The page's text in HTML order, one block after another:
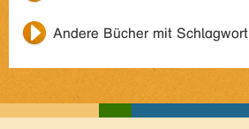
Andere Bücher mit Schlagwort